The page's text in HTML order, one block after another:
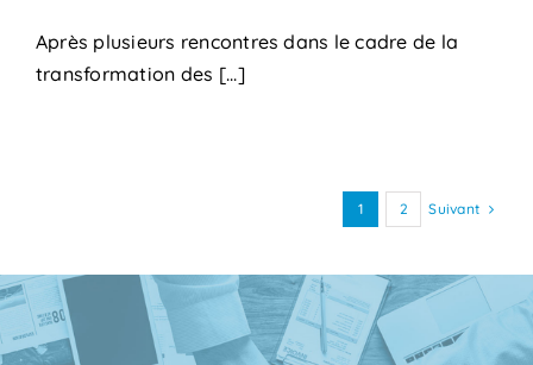
Après plusieurs rencontres dans le cadre de la
transformation des [...]
1 2 Suivant